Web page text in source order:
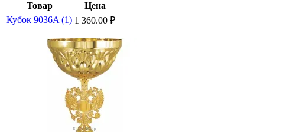
Товар
Цена
Кубок 9036A (1) 1 360.00 ₽